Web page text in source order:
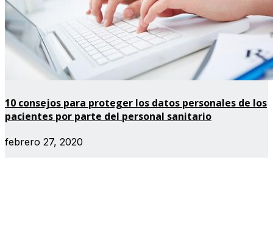
10 consejos para proteger los datos personales de los
pacientes por parte del personal sanitario
febrero 27, 2020